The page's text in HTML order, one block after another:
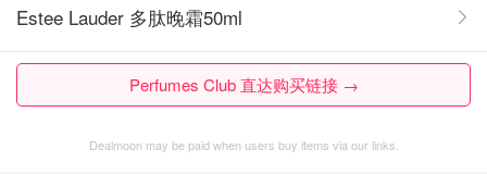
Estee Lauder 多肽晚霜50ml
Perfumes Club 直达购买链接 →
Dealmoon may be paid when users buy items via our links.